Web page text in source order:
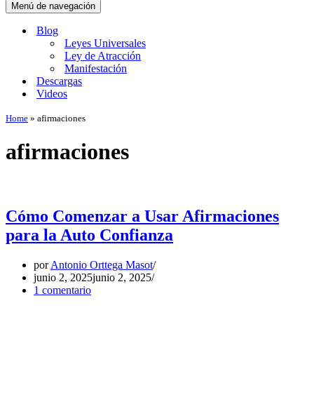
Menú de navegación
Blog
Leyes Universales
Ley de Atracción
Manifestación
Descargas
Videos
Home » afirmaciones
afirmaciones
Cómo Comenzar a Usar Afirmaciones
para la Auto Confianza
porAntonio Orttega Masot
junio 2, 2025junio 2, 2025
1 comentario